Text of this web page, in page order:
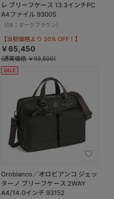
レ ブリーフケース 13.3インチPC
A4ファイル 93005
（08：ダークブラウン）
【当初価格より 30% OFF！】
￥65,450
(通常価格 ￥93,500)
SALE
Orobianco／オロビアンコ ジェッ
ターノ ブリーフケース 2WAY
A4/14.0インチ 93152